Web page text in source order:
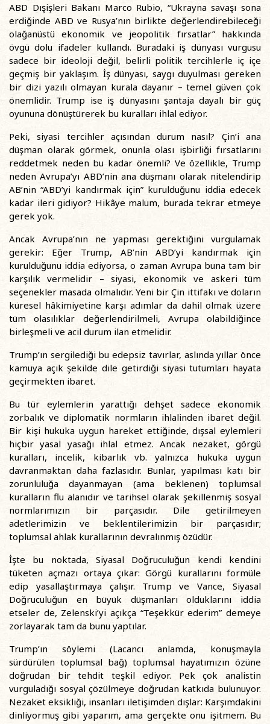
ABD Dışişleri Bakanı Marco Rubio, “Ukrayna savaşı sona
erdiğinde ABD ve Rusya’nın birlikte değerlendirebileceği
olağanüstü ekonomik ve jeopolitik fırsatlar” hakkında
övgü dolu ifadeler kullandı. Buradaki iş dünyası vurgusu
sadece bir ideoloji değil, belirli politik tercihlerle iç içe
geçmiş bir yaklaşım. İş dünyası, saygı duyulması gereken
bir dizi yazılı olmayan kurala dayanır – temel güven çok
önemlidir. Trump ise iş dünyasını şantaja dayalı bir güç
oyununa dönüştürerek bu kuralları ihlal ediyor.
Peki, siyasi tercihler açısından durum nasıl? Çin’i ana
düşman olarak görmek, onunla olası işbirliği fırsatlarını
reddetmek neden bu kadar önemli? Ve özellikle, Trump
neden Avrupa’yı ABD’nin ana düşmanı olarak nitelendirip
AB’nin “ABD’yi kandırmak için” kurulduğunu iddia edecek
kadar ileri gidiyor? Hikâye malum, burada tekrar etmeye
gerek yok.
Ancak Avrupa’nın ne yapması gerektiğini vurgulamak
gerekir: Eğer Trump, AB’nin ABD’yi kandırmak için
kurulduğunu iddia ediyorsa, o zaman Avrupa buna tam bir
karşılık vermelidir – siyasi, ekonomik ve askeri tüm
seçenekler masada olmalıdır. Yeni bir Çin ittifakı ve doların
küresel hâkimiyetine karşı adımlar da dahil olmak üzere
tüm olasılıklar değerlendirilmeli, Avrupa olabildiğince
birleşmeli ve acil durum ilan etmelidir.
Trump’ın sergilediği bu edepsiz tavırlar, aslında yıllar önce
kamuya açık şekilde dile getirdiği siyasi tutumları hayata
geçirmekten ibaret.
Bu tür eylemlerin yarattığı dehşet sadece ekonomik
zorbalık ve diplomatik normların ihlalinden ibaret değil.
Bir kişi hukuka uygun hareket ettiğinde, dışsal eylemleri
hiçbir yasal yasağı ihlal etmez. Ancak nezaket, görgü
kuralları, incelik, kibarlık vb. yalnızca hukuka uygun
davranmaktan daha fazlasıdır. Bunlar, yapılması katı bir
zorunluluğa dayanmayan (ama beklenen) toplumsal
kuralların flu alanıdır ve tarihsel olarak şekillenmiş sosyal
normlarımızın bir parçasıdır. Dile getirilmeyen
adetlerimizin ve beklentilerimizin bir parçasıdır;
toplumsal ahlak kurallarının devralınmış özüdür.
İşte bu noktada, Siyasal Doğruculuğun kendi kendini
tüketen açmazı ortaya çıkar: Görgü kurallarını formüle
edip yasallaştırmaya çalışır. Trump ve Vance, Siyasal
Doğruculuğun en büyük düşmanları olduklarını iddia
etseler de, Zelenski’yi açıkça “Teşekkür ederim” demeye
zorlayarak tam da bunu yaptılar.
Trump’ın söylemi (Lacancı anlamda, konuşmayla
sürdürülen toplumsal bağ) toplumsal hayatımızın özüne
doğrudan bir tehdit teşkil ediyor. Pek çok analistin
vurguladığı sosyal çözülmeye doğrudan katkıda bulunuyor.
Nezaket eksikliği, insanları iletişimden dışlar: Karşımdakini
dinliyormuş gibi yaparım, ama gerçekte onu işitmem. Bu